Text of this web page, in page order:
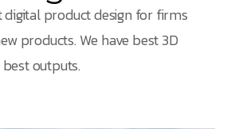
product design for firms
products. We have best 3D
outputs.